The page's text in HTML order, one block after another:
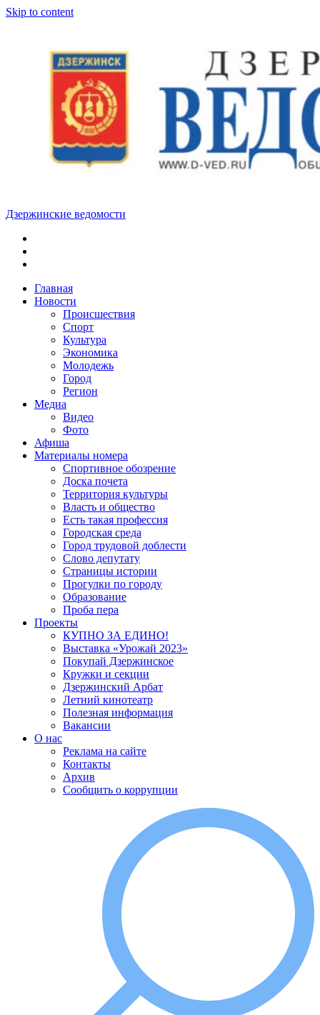
Skip to content
Дзержинские ведомости
ОБЩЕСТВЕННО-
ПОЛИТИЧЕСКАЯ
ГАЗЕТАГлавная
Новости
Происшествия
Спорт
Культура
Экономика
Молодежь
Город
Регион
Медиа
Видео
Фото
Афиша
Материалы номера
Спортивное обозрение
Доска почета
Территория культуры
Власть и общество
Есть такая профессия
Городская среда
Город трудовой доблести
Слово депутату
Страницы истории
Прогулки по городу
Образование
Проба пера
Проекты
КУПНО ЗА ЕДИНО!
Выставка «Урожай 2023»
Покупай Дзержинское
Кружки и секции
Дзержинский Арбат
Летний кинотеатр
Полезная информация
Вакансии
О нас
Реклама на сайте
Контакты
Архив
Сообщить о коррупции